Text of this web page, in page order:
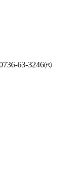
63-3246㈹